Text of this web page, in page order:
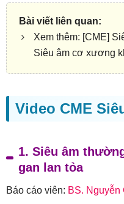
Xem thêm: [CME]
Siêu âm cơ xương
Video CME
1. Siêu âm
gan lan tỏa
Báo cáo viên: BS. Nguyễn